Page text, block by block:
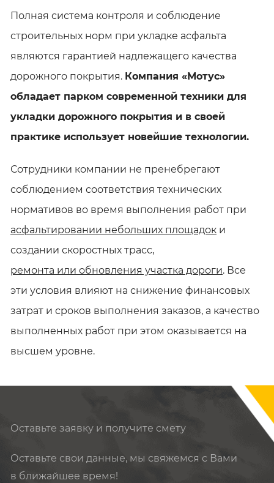
Полная система контроля и соблюдение
строительных норм при укладке асфальта
являются гарантией надлежащего качества
дорожного покрытия. Компания «Мотус»
обладает парком современной техники для
укладки дорожного покрытия и в своей
практике использует новейшие технологии.
Сотрудники компании не пренебрегают
соблюдением соответствия технических
нормативов во время выполнения работ при
асфальтировании небольших площадок и
создании скоростных трасс,
ремонта или обновления участка дороги. Все
эти условия влияют на снижение финансовых
затрат и сроков выполнения заказов, а качество
выполненных работ при этом оказывается на
высшем уровне.
Оставьте заявку и получите смету
Оставьте свои данные, мы свяжемся с Вами
в ближайшее время!